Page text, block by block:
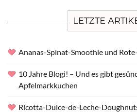
LETZTE
Ananas-Spinat-Smoothie und
10 Jahre Blogi! – Und es gibt
Apfelmarkkuchen
Ricotta-Dulce-de-Leche-